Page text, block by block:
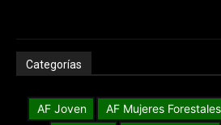
Categorías
AF Joven AF Mujeres Forestales